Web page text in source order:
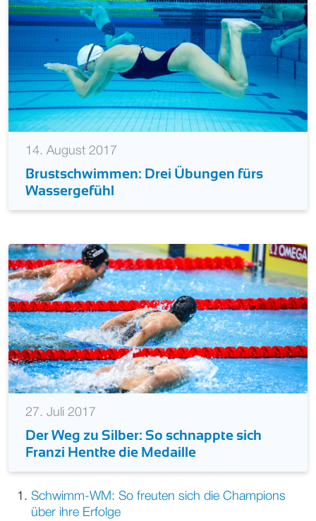
14. August 2017
Brustschwimmen: Drei Übungen fürs
Wassergefühl
27. Juli 2017
Der Weg zu Silber: So schnappte sich
Franzi Hentke die Medaille
Schwimm-WM: So freuten sich die Champions
über ihre Erfolge